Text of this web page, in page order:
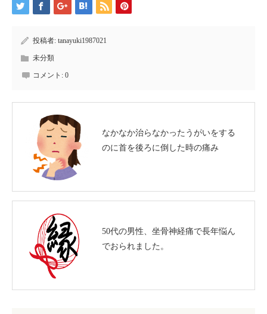
投稿者: tanayuki1987021
未分類
コメント: 0
なかなか治らなかったうがいをする
のに首を後ろに倒した時の痛み
50代の男性、坐骨神経痛で長年悩ん
でおられました。